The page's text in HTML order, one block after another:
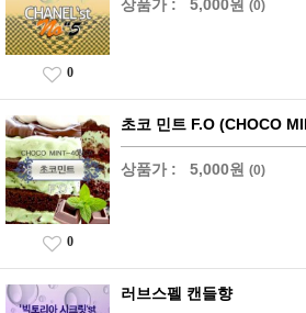
상품가 : 5,000원 (0)
0
초코 민트 F.O (CHOCO
상품가 : 5,000원 (0)
0
러브스펠 캔들향